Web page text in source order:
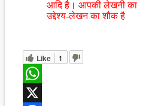
आदि है। आपकी लेखनी का
उद्देश्य-लेखन का शौक है
Like 1
WhatsApp